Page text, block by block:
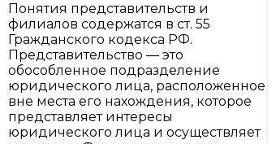
Понятия представительств и
филиалов содержатся в ст. 55
Гражданского кодекса РФ.
Представительство — это
обособленное подразделение
юридического лица, расположенное
вне места его нахождения, которое
представляет интересы
юридического лица и осуществляет